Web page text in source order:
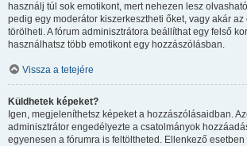
használj túl sok emotikont, mert nehezen lesz
pedig egy moderátor kiszerkesztheti őket, vagy akár
törölheti. A fórum adminisztrátora beállíthat egy felső
használhatsz több emotikont egy hozzászólásban.
Vissza a tetejére
Küldhetek képeket?
Igen, megjeleníthetsz képeket a hozzászólásaidban.
adminisztrátor engedélyezte a csatolmányok
egyenesen a fórumra is feltöltheted. Ellenkező